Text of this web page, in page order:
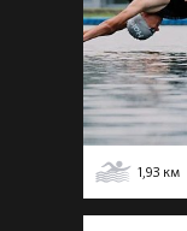
1,93 км